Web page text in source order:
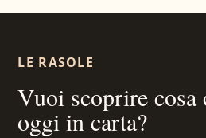
LE RASOLE
Vuoi scoprire cosa
oggi in carta?